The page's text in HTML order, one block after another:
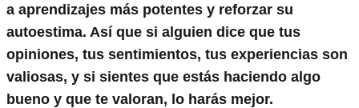
a aprendizajes más potentes y reforzar su
autoestima. Así que si alguien dice que tus
opiniones, tus sentimientos, tus experiencias son
valiosas, y si sientes que estás haciendo algo
bueno y que te valoran, lo harás mejor.